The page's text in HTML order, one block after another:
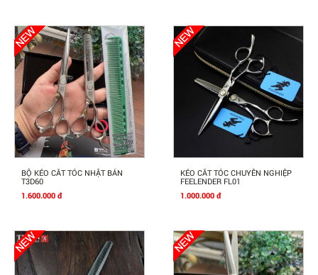
Mua Ngay
BỘ KÉO CẮT TÓC NHẬT BẢN
T3D60
1.600.000 đ
Mua Ngay
KÉO CẮT TÓC CHUYÊN NGHIỆP
FEELENDER FL01
1.000.000 đ